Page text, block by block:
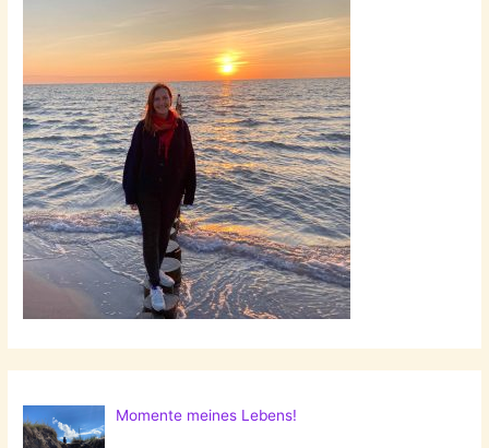
Momente meines Lebens!